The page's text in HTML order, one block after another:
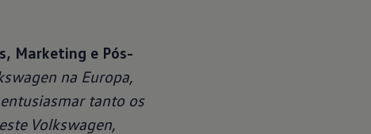
Marketing e Pós-
na Europa,
tanto os
Volkswagen,